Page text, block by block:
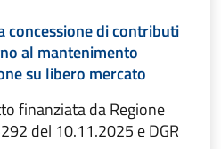
concessione di contributi
al mantenimento
su libero mercato
finanziata da Regione
del 10.11.2025 e DGR